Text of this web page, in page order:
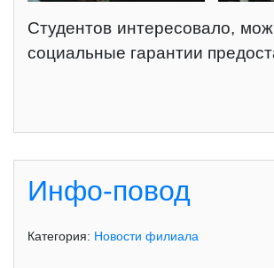
Студентов интересовало,
социальные гарантии
Инфо-повод
Категория: Новости филиала